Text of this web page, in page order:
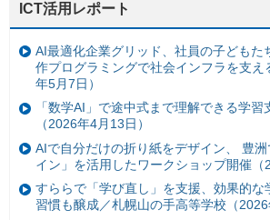
ICT活用レポート
AI最適化企業グリッド、社員の子どもた
作プログラミングで社会インフラを支え
年5月7日）
「数学AI」で途中式まで理解できる学
（2026年4月13日）
AIで自分だけの折り紙をデザイン、 豊
イン」を活用したワークショップ開催（
すららで「学び直し」を支援、効果的な
習慣も醸成／札幌山の手高等学校（2026